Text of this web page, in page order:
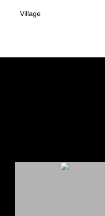
Village